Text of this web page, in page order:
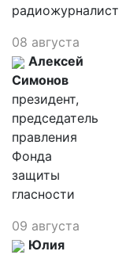
радиожурналист
08 августа
Алексей
Симонов
президент,
председатель
правления
Фонда
защиты
гласности
09 августа
Юлия